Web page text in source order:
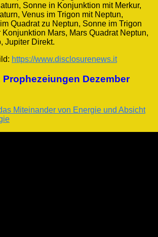
Sonne in Konjunktion mit Merkur,
Venus im Trigon mit Neptun,
Quadrat zu Neptun, Sonne im Trigon
Konjunktion Mars, Mars Quadrat Neptun,
Jupiter Direkt.
https://www.disclosurenews.it
Dezember
Miteinander von Energie und Absicht